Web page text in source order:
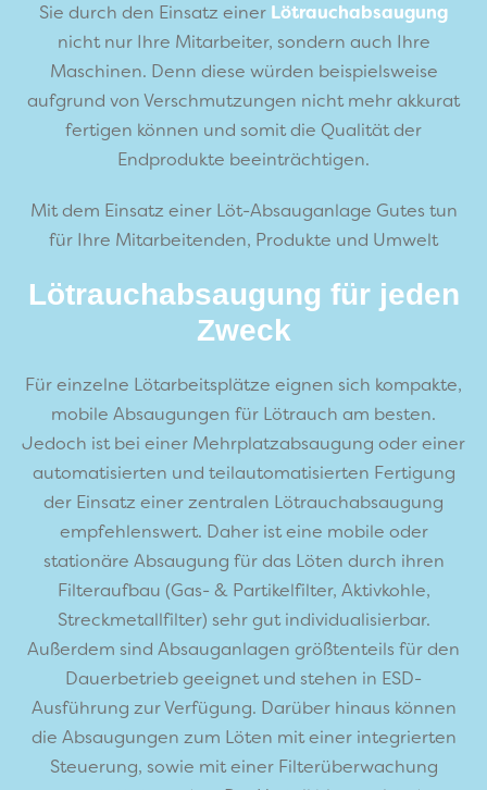
Sie durch den Einsatz einer Lötrauchabsaugung
nicht nur Ihre Mitarbeiter, sondern auch Ihre
Maschinen. Denn diese würden beispielsweise
aufgrund von Verschmutzungen nicht mehr akkurat
fertigen können und somit die Qualität der
Endprodukte beeinträchtigen.
Mit dem Einsatz einer Löt-Absauganlage Gutes tun
für Ihre Mitarbeitenden, Produkte und Umwelt
Lötrauchabsaugung für jeden
Zweck
Für einzelne Lötarbeitsplätze eignen sich kompakte,
mobile Absaugungen für Lötrauch am besten.
Jedoch ist bei einer Mehrplatzabsaugung oder einer
automatisierten und teilautomatisierten Fertigung
der Einsatz einer zentralen Lötrauchabsaugung
empfehlenswert. Daher ist eine mobile oder
stationäre Absaugung für das Löten durch ihren
Filteraufbau (Gas- & Partikelfilter, Aktivkohle,
Streckmetallfilter) sehr gut individualisierbar.
Außerdem sind Absauganlagen größtenteils für den
Dauerbetrieb geeignet und stehen in ESD-
Ausführung zur Verfügung. Darüber hinaus können
die Absaugungen zum Löten mit einer integrierten
Steuerung, sowie mit einer Filterüberwachung